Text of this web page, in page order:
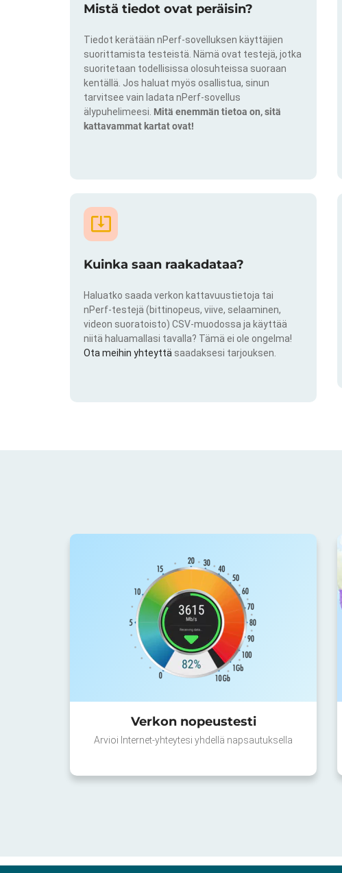
Mistä tiedot ovat peräisin?
Tiedot kerätään nPerf-sovelluksen käyttäjien
suorittamista testeistä. Nämä ovat testejä, jotka
suoritetaan todellisissa olosuhteissa suoraan
kentällä. Jos haluat myös osallistua, sinun
tarvitsee vain ladata nPerf-sovellus
älypuhelimeesi. Mitä enemmän tietoa on, sitä
kattavammat kartat ovat!
Kuinka saan raakadataa?
Haluatko saada verkon kattavuustietoja tai
nPerf-testejä (bittinopeus, viive, selaaminen,
videon suoratoisto) CSV-muodossa ja käyttää
niitä haluamallasi tavalla? Tämä ei ole ongelma!
Ota meihin yhteyttä saadaksesi tarjouksen.
Verkon nopeustesti
Arvioi Internet-yhteytesi yhdellä napsautuksella